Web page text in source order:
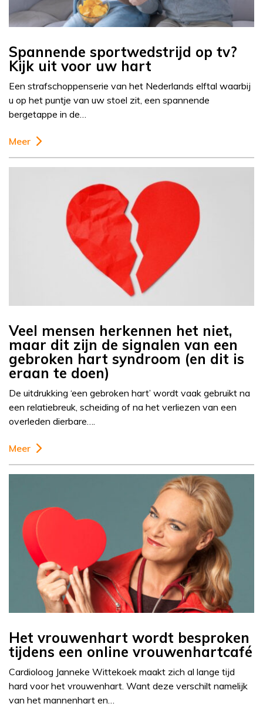
Spannende sportwedstrijd op tv?
Kijk uit voor uw hart
Een strafschoppenserie van het Nederlands elftal waarbij
u op het puntje van uw stoel zit, een spannende
bergetappe in de…
Meer
Veel mensen herkennen het niet,
maar dit zijn de signalen van een
gebroken hart syndroom (en dit is
eraan te doen)
De uitdrukking ‘een gebroken hart’ wordt vaak gebruikt na
een relatiebreuk, scheiding of na het verliezen van een
overleden dierbare….
Meer
Het vrouwenhart wordt besproken
tijdens een online vrouwenhartcafé
Cardioloog Janneke Wittekoek maakt zich al lange tijd
hard voor het vrouwenhart. Want deze verschilt namelijk
van het mannenhart en…